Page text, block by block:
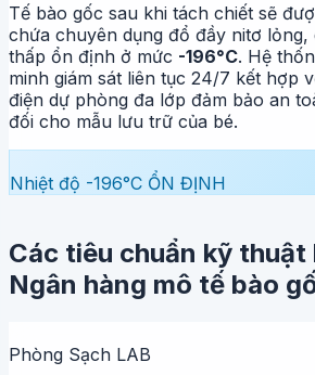
Tế bào gốc sau khi tách chiết sẽ
chứa chuyên dụng đổ đầy nitơ
thấp ổn định ở mức -196°C. Hệ
minh giám sát liên tục 24/7 kết hợp
điện dự phòng đa lớp đảm bảo an
đối cho mẫu lưu trữ của bé.
Nhiệt độ -196°C ỔN ĐỊNH
Các tiêu chuẩn kỹ thuật
Ngân hàng mô tế bào
Phòng Sạch LAB